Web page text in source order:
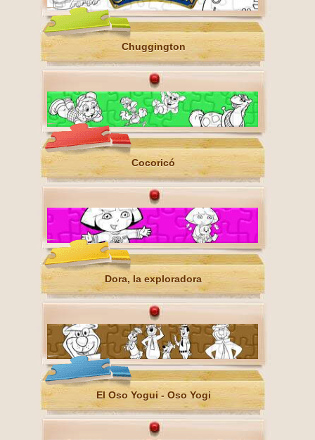
Chuggington
Cocoricó
Dora, la exploradora
El Oso Yogui - Oso Yogi